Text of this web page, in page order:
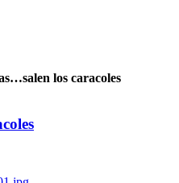
los caracoles